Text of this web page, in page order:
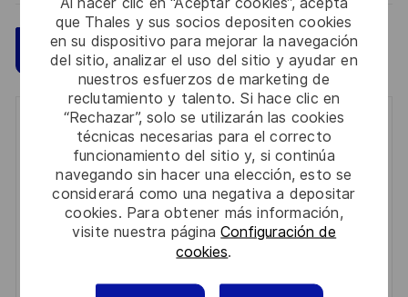
que Thales y sus socios depositen cookies
en su dispositivo para mejorar la navegación
del sitio, analizar el uso del sitio y ayudar en
nuestros esfuerzos de marketing de
reclutamiento y talento. Si hace clic en
“Rechazar”, solo se utilizarán las cookies
técnicas necesarias para el correcto
funcionamiento del sitio y, si continúa
navegando sin hacer una elección, esto se
considerará como una negativa a depositar
cookies. Para obtener más información,
visite nuestra páginaConfiguración de
cookies.
Aplicar ahora Guardar
Get notified for similar jobs
You'll receive updates once a week
Revise y acepte los términos del procesamiento de
su información personal